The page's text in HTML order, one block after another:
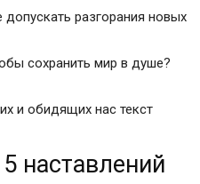
разгорания новых
сохранить мир в душе?
наставлений